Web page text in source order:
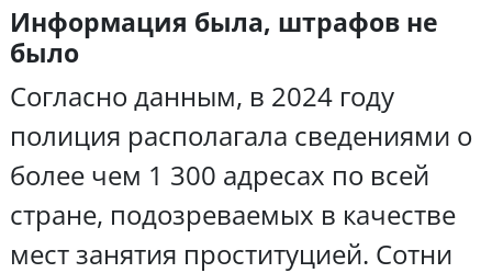
Информация была, штрафов не
было
Согласно данным, в 2024 году
полиция располагала сведениями о
более чем 1 300 адресах по всей
стране, подозреваемых в качестве
мест занятия проституцией. Сотни